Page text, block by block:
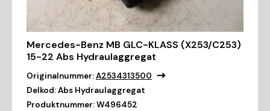
Mercedes-Benz MB GLC-KLASS (X253/C253)
15-22 Abs Hydraulaggregat
Originalnummer:A2534313500
Delkod:Abs Hydraulaggregat
Produktnummer:W496452